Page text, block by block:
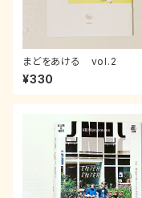
まどをあける vol.2
¥330